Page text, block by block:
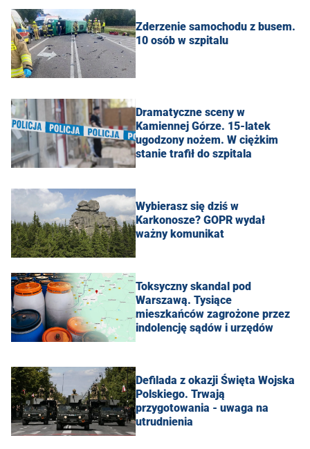
Zderzenie samochodu z busem.
10 osób w szpitalu
Dramatyczne sceny w
Kamiennej Górze. 15-latek
ugodzony nożem. W ciężkim
stanie trafił do szpitala
Wybierasz się dziś w
Karkonosze? GOPR wydał
ważny komunikat
Toksyczny skandal pod
Warszawą. Tysiące
mieszkańców zagrożone przez
indolencję sądów i urzędów
Defilada z okazji Święta Wojska
Polskiego. Trwają
przygotowania - uwaga na
utrudnienia